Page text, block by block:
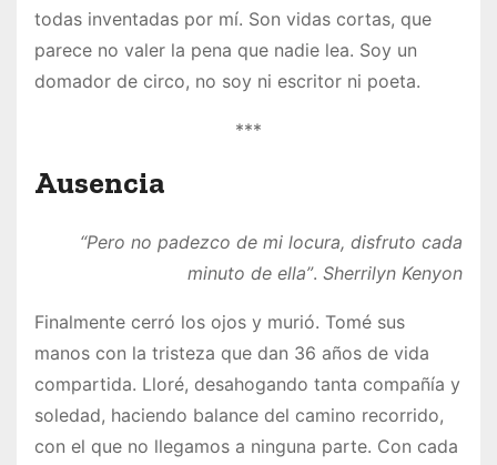
todas inventadas por mí. Son vidas cortas, que
parece no valer la pena que nadie lea. Soy un
domador de circo, no soy ni escritor ni poeta.
***
Ausencia
“Pero no padezco de mi locura, disfruto cada
minuto de ella”. Sherrilyn Kenyon
Finalmente cerró los ojos y murió. Tomé sus
manos con la tristeza que dan 36 años de vida
compartida. Lloré, desahogando tanta compañía y
soledad, haciendo balance del camino recorrido,
con el que no llegamos a ninguna parte. Con cada